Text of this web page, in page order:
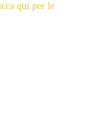
qui per le